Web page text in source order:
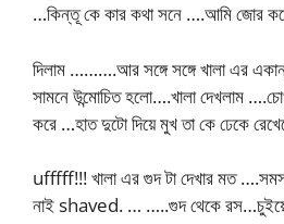
…কিন্তূ কে কার কথা সনে ….আমি জোর
দিলাম ……….আর সঙ্গে সঙ্গে খালা এর
সামনে উন্মোচিত হলো….খালা দেখলাম
করে …হাত দুটো দিয়ে মুখ তা কে ঢেকে
ufffff!!! খালা এর গুদ টা দেখার মত
নাই shaved. … …..গুদ থেকে রস…চুইয়ে